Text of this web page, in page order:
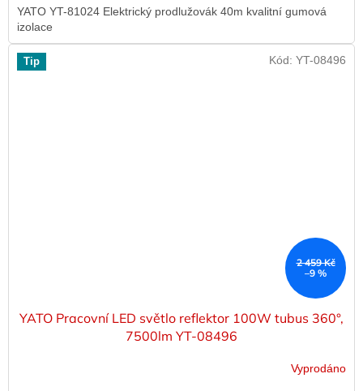
YATO YT-81024 Elektrický prodlužovák 40m kvalitní gumová
izolace
Tip
2 459 Kč
–9 %
YATO Pracovní LED světlo reflektor 100W tubus 360°,
7500lm YT-08496
Vyprodáno
Kód: YT-08496